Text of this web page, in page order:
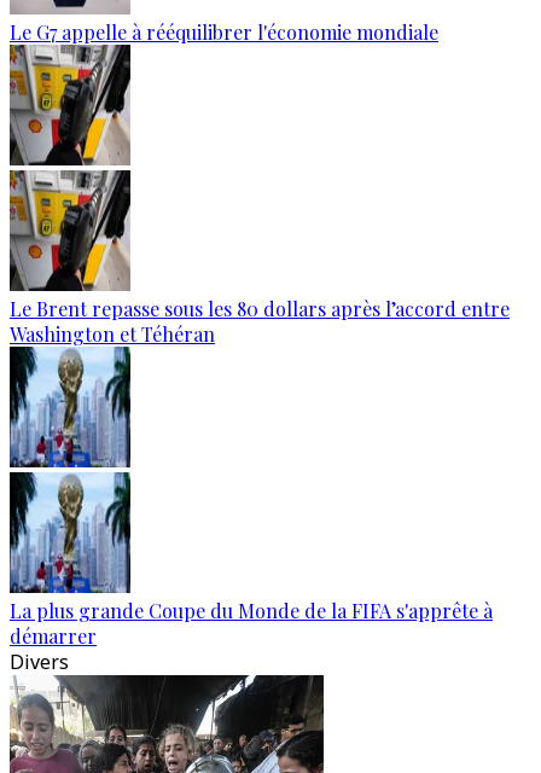
Le G7 appelle à rééquilibrer l'économie mondiale
Le Brent repasse sous les 80 dollars après l’accord entre
Washington et Téhéran
La plus grande Coupe du Monde de la FIFA s'apprête à
démarrer
Divers